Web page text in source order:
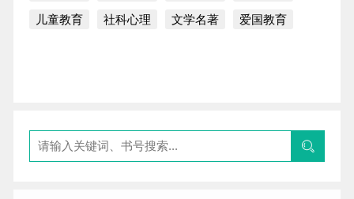
儿童教育 社科心理 文学名著 爱国教育